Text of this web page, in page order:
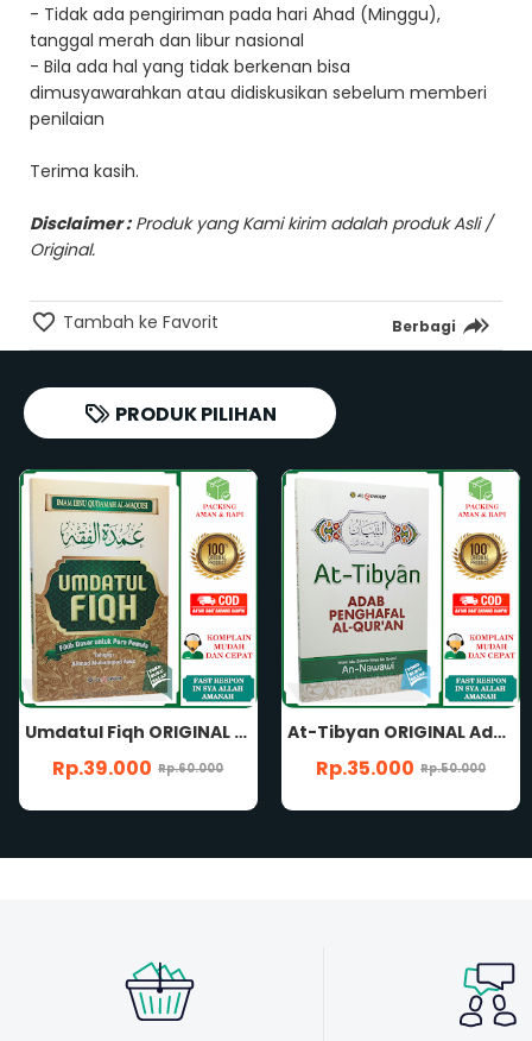
- Tidak ada pengiriman pada hari Ahad (Minggu),
tanggal merah dan libur nasional
- Bila ada hal yang tidak berkenan bisa
dimusyawarahkan atau didiskusikan sebelum memberi
penilaian
Terima kasih.
Disclaimer :Produk yang Kami kirim adalah produk Asli /
Original.
Tambah ke Favorit Berbagi
PRODUK PILIHAN
At-Tibyan ORIGINAL Adab Penghafal Al-Quran Imam An-Nawawi Penerbit Al-Qowam
Rp.35.000 Rp.50.000
ORIGINAL Syarah Hadits Arbain AL-QOWAM BONUS Matan Hadis Arba'in Menyelami Keagungan Islam Melalui Hadits Nabi Imam An-Nawawi
Rp.30.000 Rp.50.000